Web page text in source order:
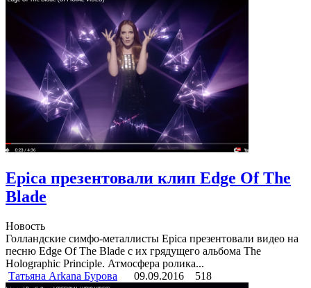
Epica презентовали клип Edge Of The
Blade
Новость
Голландские симфо-металлисты Epica презентовали видео на
песню Edge Of The Blade с их грядущего альбома The
Holographic Principle. Атмосфера ролика...
Татьяна Arkana Бурова
09.09.2016 518